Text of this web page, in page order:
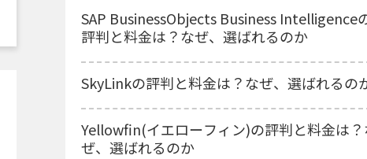
SAP BusinessObjects Business Intelligence
評判と料金は？なぜ、選ばれるのか
SkyLinkの評判と料金は？なぜ、選ばれるの
Yellowfin(イエローフィン)の評判と料金は
ぜ、選ばれるのか